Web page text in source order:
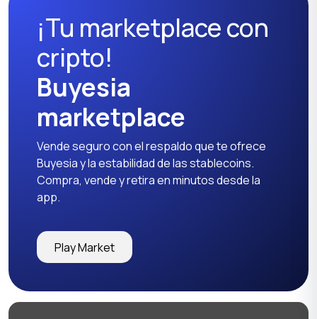
Entrenadores y fitness
Otros
¡Tu marketplace con
cripto!
Buyesia
marketplace
Vende seguro con el respaldo que te ofrece
Buyesia y la estabilidad de las stablecoins.
Compra, vende y retira en minutos desde la
app.
Play Market